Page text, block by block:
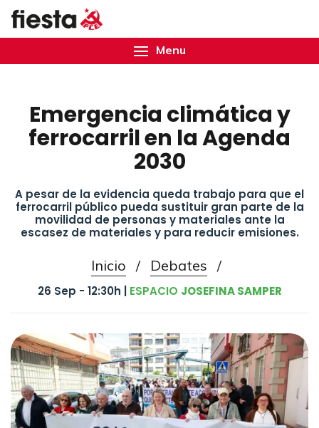
Menu
Emergencia climática y
ferrocarril en la Agenda
2030
A pesar de la evidencia queda trabajo para que el
ferrocarril público pueda sustituir gran parte de la
movilidad de personas y materiales ante la
escasez de materiales y para reducir emisiones.
Inicio / Debates /
26 Sep - 12:30h | ESPACIO JOSEFINA SAMPER